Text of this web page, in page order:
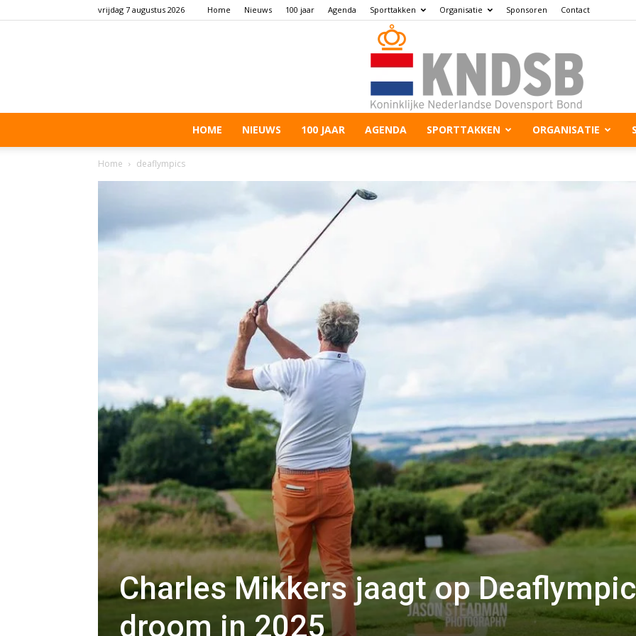
vrijdag 7 augustus 2026 Home Nieuws 100 jaar Agenda Sporttakken Organisatie Sponsoren Contact
HOME NIEUWS 100 JAAR AGENDA SPORTTAKKEN ORGANISATIE
Home deaflympics
Charles Mikkers jaagt op
droom in 2025